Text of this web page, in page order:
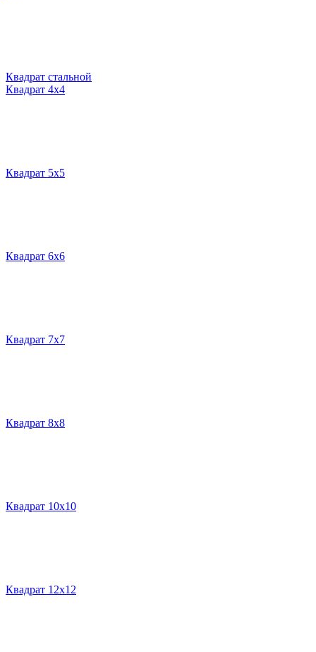
Квадрат стальной
Квадрат 4х4
Квадрат 5х5
Квадрат 6х6
Квадрат 7х7
Квадрат 8х8
Квадрат 10х10
Квадрат 12х12